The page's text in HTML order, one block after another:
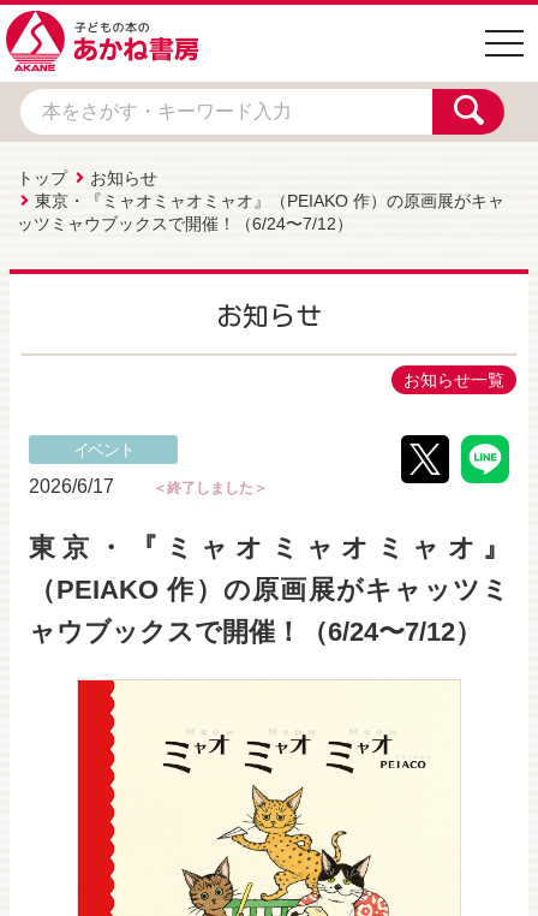
トップ
お知らせ
東京・『ミャオミャオミャオ』（PEIAKO 作）の原画展がキャ
ッツミャウブックスで開催！（6/24〜7/12）
お知らせ
お知らせ一覧
イベント
2026/6/17 ＜終了しました＞
東京・『ミャオミャオミャオ』
（PEIAKO 作）の原画展がキャッツミ
ャウブックスで開催！（6/24〜7/12）